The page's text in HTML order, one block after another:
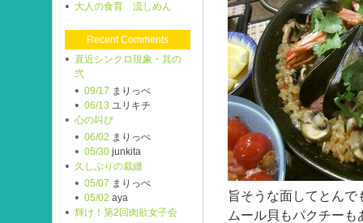
旨そうな面してとんで
ムール貝もパクチー
大人の食育 流しめん
Recent Comments
直近シンクロ現象・其の
弐
09/17 まりっぺ
06/13 ユリキチ
心の叫び
06/02 まりっぺ
05/30 junkita
久しぶりの裁縫
05/07 まりっぺ
05/02 aya
輝け！第2回肉欲女子会